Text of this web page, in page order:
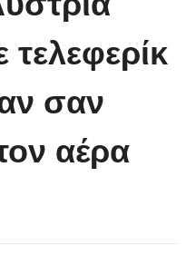
το
κορίτσι
σαν
αέρα